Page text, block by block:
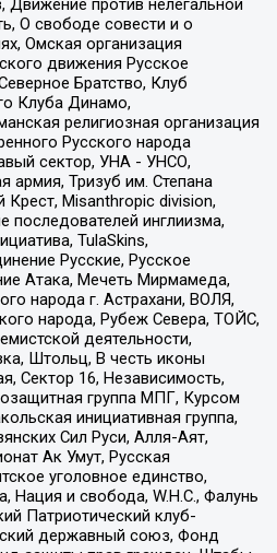
против нелегальной
О свободе совести и о
Омская организация
движения Русское
Братство, Клуб
Клуба Динамо,
религиозная организация
Русского народа
сектор, УНА - УНСО,
армия, Тризуб им. Степана
Misanthropic division,
последователей инглиизма,
TulaSkins,
Русские, Русское
Атака, Мечеть Мирмамеда,
народа г. Астрахани, ВОЛЯ,
народа, Рубеж Севера, ТОЙС,
деятельности,
Штольц, В честь иконы
Сектор 16, Независимость,
группа МПГ, Курсом
инициативная группа,
Сил Руси, Алля-Аят,
Ак Умут, Русская
уголовное единство,
Нация и свобода, W.H.С., Фалунь
Патриотический клуб-
державный союз, Фонд